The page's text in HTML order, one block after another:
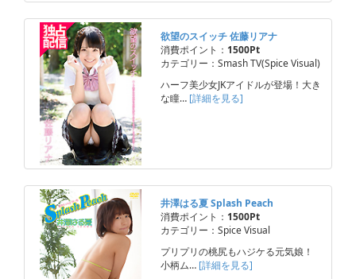
欲望のスイッチ 佐藤リアナ
消費ポイント： 1500Pt
カテゴリー：Smash TV(Spice Visual)
ハーフ美少女JKアイドルが登場！大き
な瞳… [詳細を見る]
井澤はる夏 Splash Peach
消費ポイント： 1500Pt
カテゴリー：Spice Visual
プリプリの桃尻もハジケる元気娘！
小柄ム… [詳細を見る]